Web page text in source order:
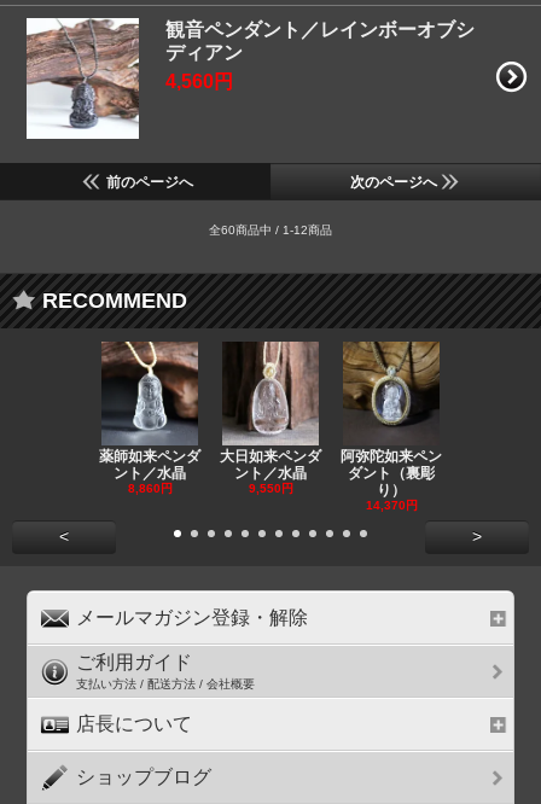
観音ペンダント／レインボーオブシ
ディアン
4,560円
前のページへ 次のページへ
全60商品中 / 1-12商品
RECOMMEND
薬師如来ペンダ
ント／水晶
8,860円
大日如来ペンダ
ント／水晶
9,550円
阿弥陀如来ペン
ダント（裏彫
り）
14,370円
< >
メールマガジン登録・解除
ご利用ガイド
支払い方法 / 配送方法 / 会社概要
店長について
ショップブログ